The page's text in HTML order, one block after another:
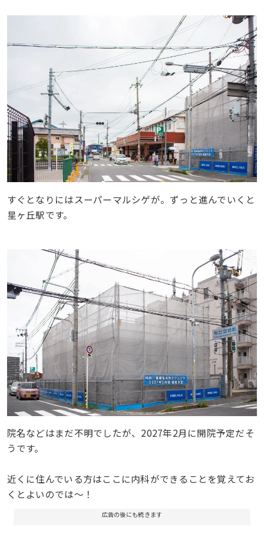
すぐとなりにはスーパーマルシゲが。ずっと進んでいくと
星ヶ丘駅です。
院名などはまだ不明でしたが、2027年2月に開院予定だそ
うです。
近くに住んでいる方はここに内科ができることを覚えてお
くとよいのでは〜！
広告の後にも続きます